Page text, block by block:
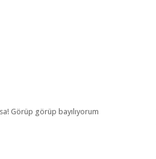
Görüp görüp bayılıyorum